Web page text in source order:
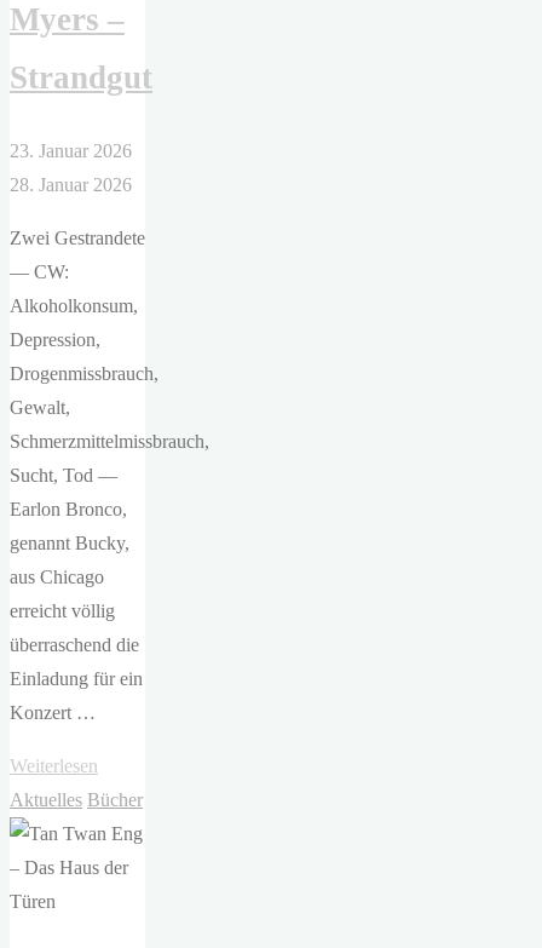
Welt"
Myers –
Strandgut
23. Januar 2026
28. Januar 2026
Zwei Gestrandete
— CW:
Alkoholkonsum,
Depression,
Drogenmissbrauch,
Gewalt,
Schmerzmittelmissbrauch,
Sucht, Tod —
Earlon Bronco,
genannt Bucky,
aus Chicago
erreicht völlig
überraschend die
Einladung für ein
Konzert …
Weiterlesen
Myers
–
Strandgut"
Aktuelles Bücher